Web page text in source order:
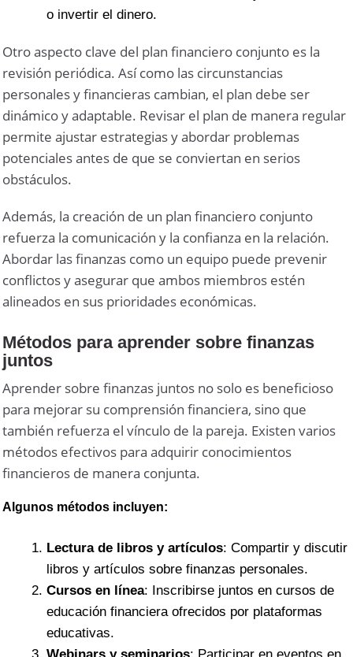
o invertir el dinero.
Otro aspecto clave del plan financiero conjunto es la
revisión periódica. Así como las circunstancias
personales y financieras cambian, el plan debe ser
dinámico y adaptable. Revisar el plan de manera regular
permite ajustar estrategias y abordar problemas
potenciales antes de que se conviertan en serios
obstáculos.
Además, la creación de un plan financiero conjunto
refuerza la comunicación y la confianza en la relación.
Abordar las finanzas como un equipo puede prevenir
conflictos y asegurar que ambos miembros estén
alineados en sus prioridades económicas.
Métodos para aprender sobre finanzas
juntos
Aprender sobre finanzas juntos no solo es beneficioso
para mejorar su comprensión financiera, sino que
también refuerza el vínculo de la pareja. Existen varios
métodos efectivos para adquirir conocimientos
financieros de manera conjunta.
Algunos métodos incluyen:
Lectura de libros y artículos: Compartir y discutir
libros y artículos sobre finanzas personales.
Cursos en línea: Inscribirse juntos en cursos de
educación financiera ofrecidos por plataformas
educativas.
Webinars y seminarios: Participar en eventos en